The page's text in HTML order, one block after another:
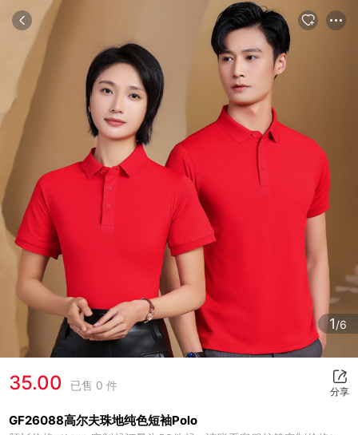
详情 推荐
1/6
35.00 已售 0 件 分享
GF26088高尔夫珠地纯色短袖Polo